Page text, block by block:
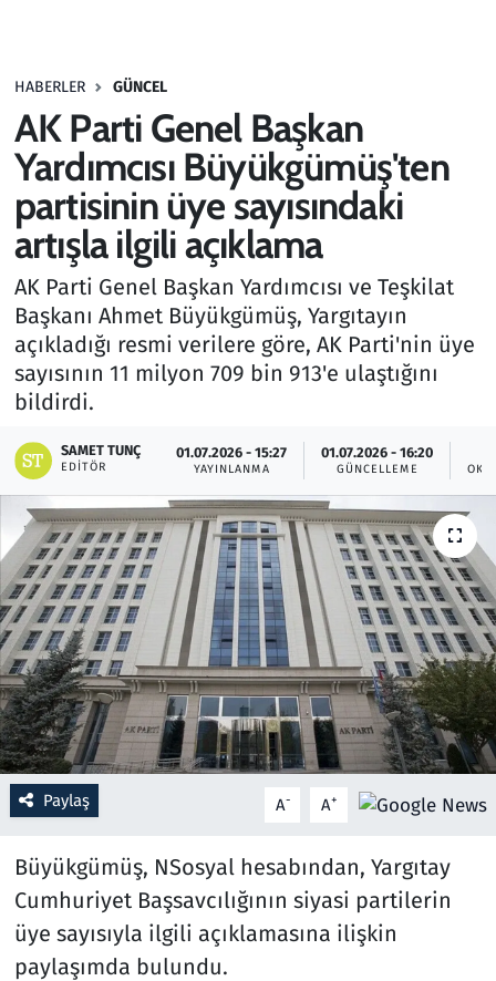
HABERLER GÜNCEL
AK Parti Genel Başkan
Yardımcısı Büyükgümüş'ten
partisinin üye sayısındaki
artışla ilgili açıklama
AK Parti Genel Başkan Yardımcısı ve Teşkilat
Başkanı Ahmet Büyükgümüş, Yargıtayın
açıkladığı resmi verilere göre, AK Parti'nin üye
sayısının 11 milyon 709 bin 913'e ulaştığını
bildirdi.
SAMET TUNÇ
EDITÖR
01.07.2026 - 15:27
YAYINLANMA
01.07.2026 - 16:20
GÜNCELLEME
Paylaş A- A+
Büyükgümüş, NSosyal hesabından, Yargıtay
Cumhuriyet Başsavcılığının siyasi partilerin
üye sayısıyla ilgili açıklamasına ilişkin
paylaşımda bulundu.
Haber
Kültür Sanat
Kurumsal Haberler
Lezzet Durağı
Memur ve Kamu
Otomobil
Ramazan
Resmi İlanlar
Rüya Tabirleri
Sağlık
Savunma Sanayi
Seçim 2023
Teknoloji ve Bilim
Televizyon